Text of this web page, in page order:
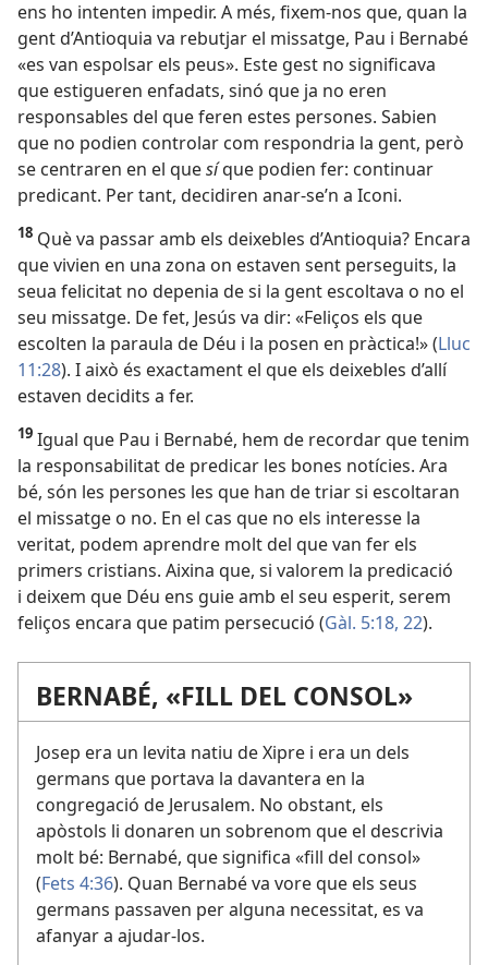
ens ho intenten impedir. A més, fixem-nos que, quan la
gent d’Antioquia va rebutjar el missatge, Pau i Bernabé
«es van espolsar els peus». Este gest no significava
que estigueren enfadats, sinó que ja no eren
responsables del que feren estes persones. Sabien
que no podien controlar com respondria la gent, però
se centraren en el quesíque podien fer: continuar
predicant. Per tant, decidiren anar-se’n a Iconi.
18 Què va passar amb els deixebles d’Antioquia? Encara
que vivien en una zona on estaven sent perseguits, la
seua felicitat no depenia de si la gent escoltava o no el
seu missatge. De fet, Jesús va dir: «Feliços els que
escolten la paraula de Déu i la posen en pràctica!» (Lluc
11:28). I això és exactament el que els deixebles d’allí
estaven decidits a fer.
19 Igual que Pau i Bernabé, hem de recordar que tenim
la responsabilitat de predicar les bones notícies. Ara
bé, són les persones les que han de triar si escoltaran
el missatge o no. En el cas que no els interesse la
veritat, podem aprendre molt del que van fer els
primers cristians. Aixina que, si valorem la predicació
i deixem que Déu ens guie amb el seu esperit, serem
feliços encara que patim persecució (Gàl. 5:18, 22).
BERNABÉ, «FILL DEL CONSOL»
Josep era un levita natiu de Xipre i era un dels
germans que portava la davantera en la
congregació de Jerusalem. No obstant, els
apòstols li donaren un sobrenom que el descrivia
molt bé: Bernabé, que significa «fill del consol»
(Fets 4:36). Quan Bernabé va vore que els seus
germans passaven per alguna necessitat, es va
afanyar a ajudar-los.